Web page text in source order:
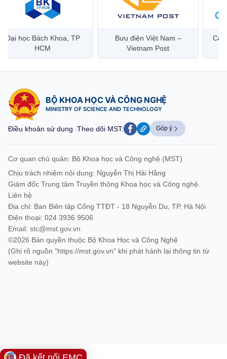
Đại học Bách Khoa, TP
HCM
Bưu điện Việt Nam –
Vietnam Post
BỘ KHOA HỌC VÀ CÔNG NGHỆ
MINISTRY OF SCIENCE AND TECHNOLOGY
Điều khoản sử dụng Theo dõi MST: Góp ý
Cơ quan chủ quản: Bộ Khoa học và Công nghệ (MST)
Chịu trách nhiệm nội dung: Nguyễn Thị Hải Hằng
Giám đốc Trung tâm Truyền thông Khoa học và Công nghệ.
Liên hệ
Địa chỉ: Ban Biên tập Cổng TTĐT - 18 Nguyễn Du, TP. Hà Nội
Điện thoại: 024 3936 9506
Email: stc@mst.gov.vn
©2026 Bản quyền thuộc Bộ Khoa Học và Công Nghệ
(Ghi rõ nguồn "https://mst.gov.vn" khi phát hành lại thông tin từ
website này)